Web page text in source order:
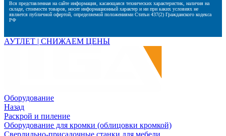
Вся представленная на сайте информация, касающаяся технических характеристик, наличия на
складе, стоимости товаров, носит информационный характер и ни при каких условиях не
является публичной офертой, определяемой положениями Статьи 437(2) Гражданского кодекса
РФ
АУТЛЕТ | СНИЖАЕМ ЦЕНЫ
Оборудование
Назад
Раскрой и пиление
Оборудование для кромки (облицовки кромкой)
Сверлильно-присадочные станки для мебели